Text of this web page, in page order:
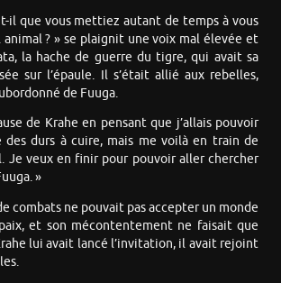
il que vous mettiez autant de temps à vous
animal ? » se plaignit une voix mal élevée et
la hache de guerre du tigre, qui avait sa
sur l’épaule. Il s’était allié aux rebelles,
de Fuuga.
de Krahe en pensant que j’allais pouvoir
durs à cuire, mais me voilà en train de
Je veux en finir pour pouvoir aller chercher
»
combats ne pouvait pas accepter un monde
et son mécontentement ne faisait que
lui avait lancé l’invitation, il avait rejoint